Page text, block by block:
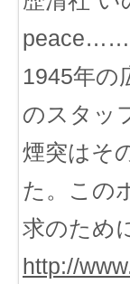
1945年の
のスタッ
煙突はそ
た。この
求のため
http://